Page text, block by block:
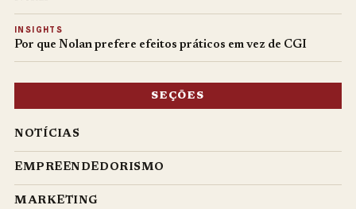
INSIGHTS
Por que Nolan prefere efeitos práticos em vez de CGI
SEÇÕES
NOTÍCIAS
EMPREENDEDORISMO
MARKETING